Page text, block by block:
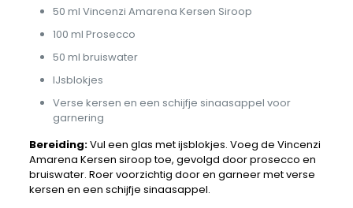
50 ml Vincenzi Amarena Kersen Siroop
100 ml Prosecco
50 ml bruiswater
IJsblokjes
Verse kersen en een schijfje sinaasappel voor
garnering
Bereiding:Vul een glas met ijsblokjes. Voeg de Vincenzi
Amarena Kersen siroop toe, gevolgd door prosecco en
bruiswater. Roer voorzichtig door en garneer met verse
kersen en een schijfje sinaasappel.